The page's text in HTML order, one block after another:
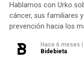
El 12 de septiembre
de punk-rock que
aniversario con el
semana será el
Hablamos con Urko
cáncer, sus familiares
prevención hacia los
Hace 6 meses |
Bidebieta